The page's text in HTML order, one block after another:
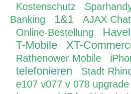
Kostenschutz
Banking
1&1 AJAX Chat
Online-Bestellung
T-Mobile
XT-
Rathenower Mobile
telefonieren
Stadt
e107 v077 v 078 upgrade